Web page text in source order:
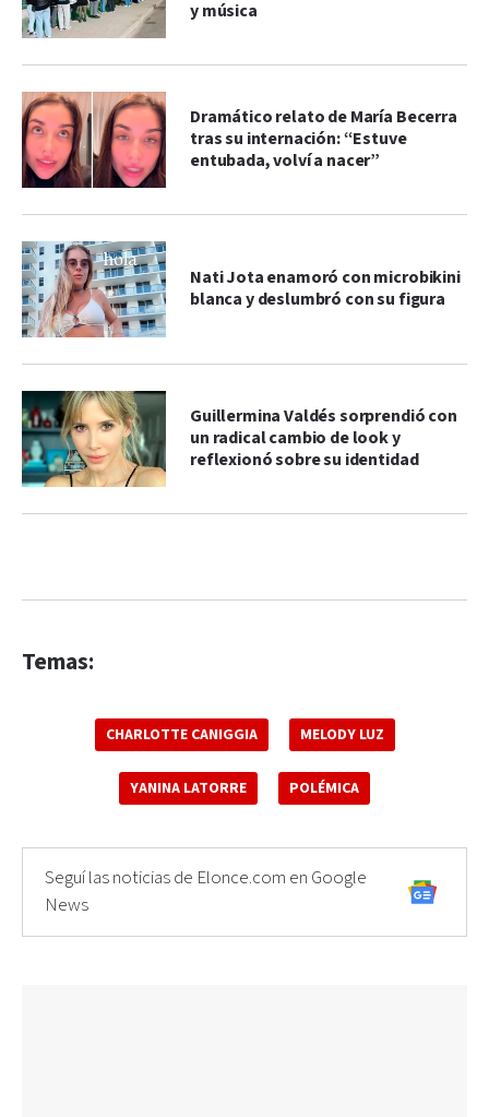
y música
Dramático relato de María Becerra
tras su internación: “Estuve
entubada, volví a nacer”
Nati Jota enamoró con microbikini
blanca y deslumbró con su figura
Guillermina Valdés sorprendió con
un radical cambio de look y
reflexionó sobre su identidad
Temas:
CHARLOTTE CANIGGIA MELODY LUZ
YANINA LATORRE POLÉMICA
Seguí las noticias de Elonce.com en Google
News